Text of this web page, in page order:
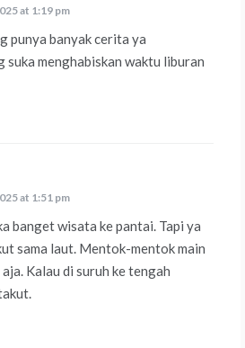
at 1:19 pm
punya banyak cerita ya
suka menghabiskan waktu liburan
at 1:51 pm
banget wisata ke pantai. Tapi ya
sama laut. Mentok-mentok main
Kalau di suruh ke tengah